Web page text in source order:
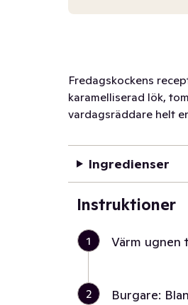
Fredagskockens
karamelliserad lök,
vardagsräddare helt
Ingredienser
Instruktioner
1 Värm ugnen
2
Burgare: